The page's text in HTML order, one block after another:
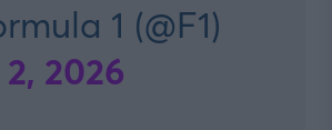
1 (@F1)
2026